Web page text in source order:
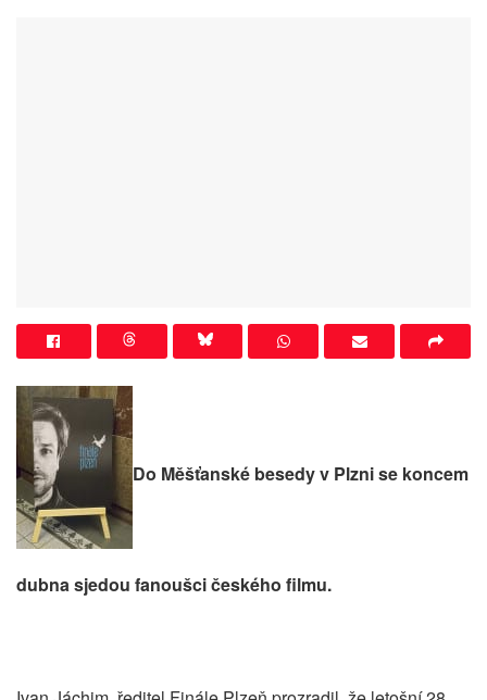
Do Měšťanské besedy v Plzni se koncem
dubna sjedou fanoušci českého filmu.